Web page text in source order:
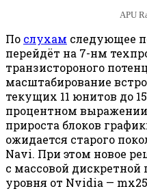
APU
По слухам следующее
перейдёт на 7-нм
транзистороного
масштабирование
текущих 11 юнитов до
процентном выражении,
прироста блоков
ожидается старого
Navi. При этом новое
с массовой дискретной
уровня от Nvidia —